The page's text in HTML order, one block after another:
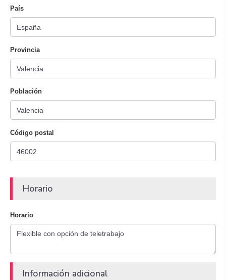
País
Provincia
Población
Código postal
Horario
Horario
Información adicional